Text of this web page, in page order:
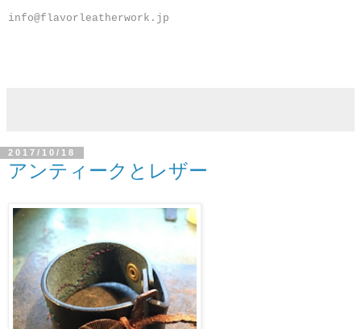
info@flavorleatherwork.jp
2017/10/18
アンティークとレザー